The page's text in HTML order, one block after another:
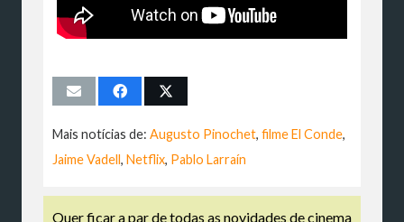
Mais notícias de: Augusto Pinochet, filme El Conde,
Jaime Vadell, Netflix, Pablo Larraín
Quer ficar a par de todas as novidades de cinema